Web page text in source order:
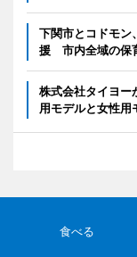
下関市とコドモン
援 市内全域の保
株式会社タイヨー
用モデルと女性用
食べる